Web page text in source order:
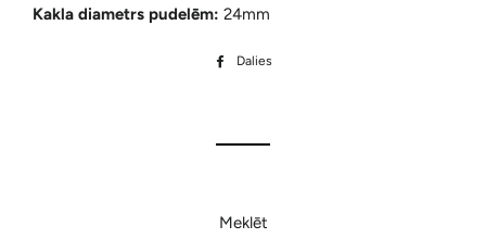
Kakla diametrs pudelēm: 24mm
Dalies
Meklēt